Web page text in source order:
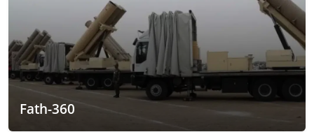
Fath-360